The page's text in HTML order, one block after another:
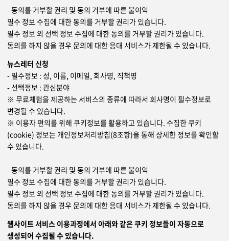
- 동의를 거부할 권리 및 동의 거부에 따른 불이익
필수 정보 수집에 대한 동의를 거부할 권리가 있습니다.
필수 정보 외 선택 정보 수집에 대한 동의를 거부할 권리가 있습니다.
동의를 하지 않을 경우 문의에 대한 응대 서비스가 제한될 수 있습니다.
뉴스레터 신청
- 필수정보 : 성, 이름, 이메일, 회사명, 직책명
- 선택정보 : 관심분야
※ 무료체험을 제공하는 서비스의 종류에 따라서 회사명이 필수정보로
변경될 수 있습니다.
※ 이용자 편의를 위해 쿠키정보를 활용하고 있습니다. 수집한 쿠키
(cookie) 정보는 개인정보처리방침(8조항)을 통해 상세한 정보를 확인할
수 있습니다.
- 동의를 거부할 권리 및 동의 거부에 따른 불이익
필수 정보 수집에 대한 동의를 거부할 권리가 있습니다.
필수 정보 외 선택 정보 수집에 대한 동의를 거부할 권리가 있습니다.
동의를 하지 않을 경우 문의에 대한 응대 서비스가 제한될 수 있습니다.
웹사이트 서비스 이용과정에서 아래와 같은 쿠키 정보들이 자동으로
생성되어 수집될 수 있습니다.